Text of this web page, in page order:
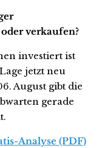
verkaufen?
investiert ist
jetzt neu
August gibt die
gerade
Analyse (PDF)